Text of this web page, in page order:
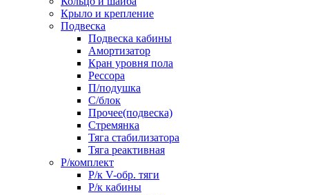
Крыло и крепление
Подвеска
Подвеска кабины
Амортизатор
Кран уровня пола
Рессора
П/подушка
С/блок
Прочее(подвеска)
Стремянка
Тяга стабилизатора
Тяга реактивная
Р/комплект
Р/к V-обр. тяги
Р/к кабины